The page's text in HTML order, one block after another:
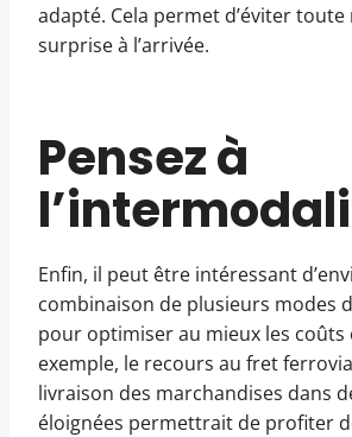
adapté. Cela permet d’éviter toute
surprise à l’arrivée.
Pensez à
Enfin, il peut être intéressant
combinaison de plusieurs modes
pour optimiser au mieux les coûts
exemple, le recours au fret
livraison des marchandises dans
éloignées permettrait de profiter